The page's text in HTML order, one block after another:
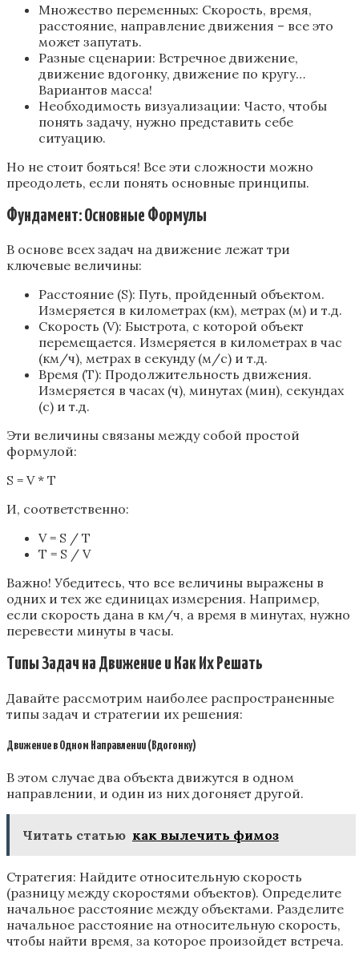
Множество переменных: Скорость, время,
расстояние, направление движения – все это
может запутать.
Разные сценарии: Встречное движение,
движение вдогонку, движение по кругу…
Вариантов масса!
Необходимость визуализации: Часто, чтобы
понять задачу, нужно представить себе
ситуацию.
Но не стоит бояться! Все эти сложности можно
преодолеть, если понять основные принципы.
Фундамент: Основные Формулы
В основе всех задач на движение лежат три
ключевые величины:
Расстояние (S): Путь, пройденный объектом.
Измеряется в километрах (км), метрах (м) и т.д.
Скорость (V): Быстрота, с которой объект
перемещается. Измеряется в километрах в час
(км/ч), метрах в секунду (м/с) и т.д.
Время (T): Продолжительность движения.
Измеряется в часах (ч), минутах (мин), секундах
(с) и т.д.
Эти величины связаны между собой простой
формулой:
S = V * T
И, соответственно:
V = S / T
T = S / V
Важно! Убедитесь, что все величины выражены в
одних и тех же единицах измерения. Например,
если скорость дана в км/ч, а время в минутах, нужно
перевести минуты в часы.
Типы Задач на Движение и Как Их Решать
Давайте рассмотрим наиболее распространенные
типы задач и стратегии их решения:
Движение в Одном Направлении (Вдогонку)
В этом случае два объекта движутся в одном
направлении, и один из них догоняет другой.
Читать статью как вылечить фимоз
Стратегия: Найдите относительную скорость
(разницу между скоростями объектов). Определите
начальное расстояние между объектами. Разделите
начальное расстояние на относительную скорость,
чтобы найти время, за которое произойдет встреча.